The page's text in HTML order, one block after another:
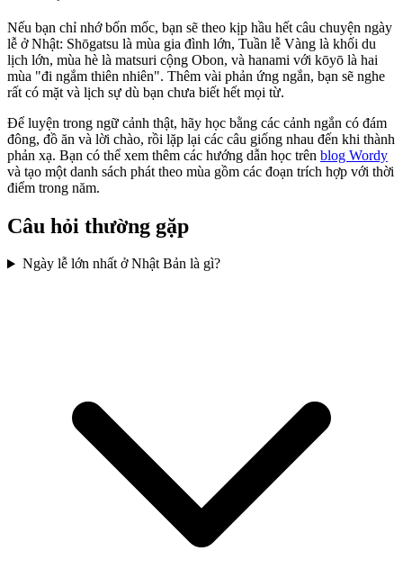
Nếu bạn chỉ nhớ bốn mốc, bạn sẽ theo kịp hầu hết câu chuyện ngày
lễ ở Nhật: Shōgatsu là mùa gia đình lớn, Tuần lễ Vàng là khối du
lịch lớn, mùa hè là matsuri cộng Obon, và hanami với kōyō là hai
mùa "đi ngắm thiên nhiên". Thêm vài phản ứng ngắn, bạn sẽ nghe
rất có mặt và lịch sự dù bạn chưa biết hết mọi từ.
Để luyện trong ngữ cảnh thật, hãy học bằng các cảnh ngắn có đám
đông, đồ ăn và lời chào, rồi lặp lại các câu giống nhau đến khi thành
phản xạ. Bạn có thể xem thêm các hướng dẫn học trên blog Wordy
và tạo một danh sách phát theo mùa gồm các đoạn trích hợp với thời
điểm trong năm.
Câu hỏi thường gặp
Ngày lễ lớn nhất ở Nhật Bản là gì?